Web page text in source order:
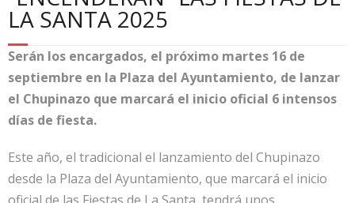
LA SANTA 2025
Serán los encargados, el próximo martes 16 de
septiembre en la Plaza del Ayuntamiento, de lanzar
el Chupinazo que marcará el inicio oficial 6 intensos
días de fiesta.
Este año, el tradicional el lanzamiento del Chupinazo
desde la Plaza del Ayuntamiento, que marcará el inicio